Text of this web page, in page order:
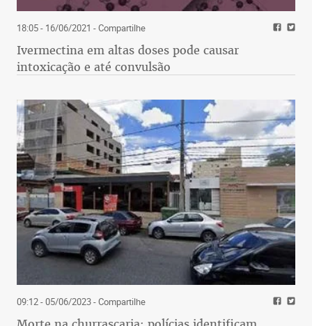
cebola roxa, pimenta-biquinho e salsinha fresca.
Há diversas opções de drinques. O Drunk hulk tem
cachaça, curaçau blue, energético e rodela de limão
limão, suco de cranberry, licor de laranja e gelo. Já
o Tequila sunrise (tequila, suco de laranja,
grenadine e gelo) tem dois preços: R$ 20 e R$ 25
(versão premium).
CHOPPERHEAD GARAGE
Rua Cássia, 26, Prado, (31) 2510-3649 e 98411-
0102. Abre de terça a sexta-feira, das 18h à meia-
noite, e sábado, das 16h às 22h. Bar pet friendly.
18:05 - 16/06/2021 - Compartilhe
Ivermectina em altas doses pode causar
intoxicação e até convulsão
09:12 - 05/06/2023- Compartilhe